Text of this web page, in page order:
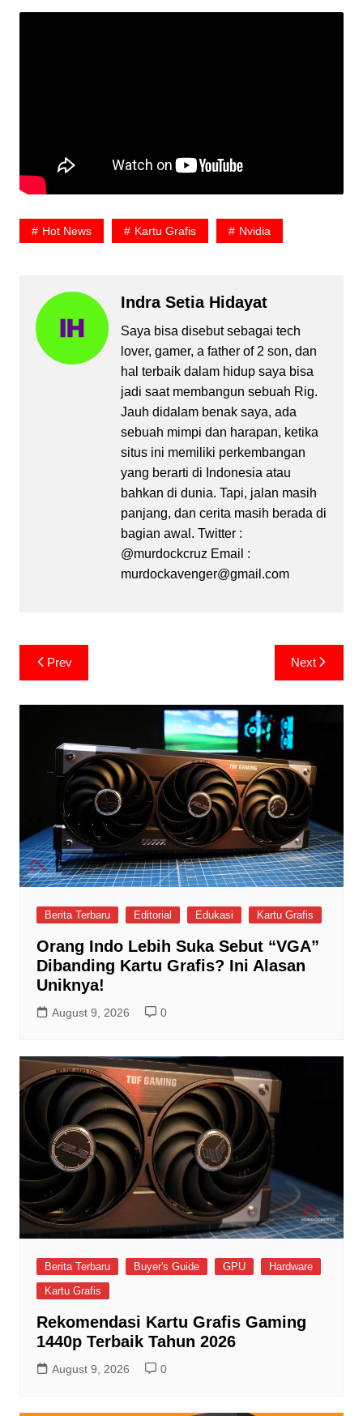
Hot News Kartu Grafis Nvidia
Indra Setia Hidayat
Saya bisa disebut sebagai tech
lover, gamer, a father of 2 son, dan
hal terbaik dalam hidup saya bisa
jadi saat membangun sebuah Rig.
Jauh didalam benak saya, ada
sebuah mimpi dan harapan, ketika
situs ini memiliki perkembangan
yang berarti di Indonesia atau
bahkan di dunia. Tapi, jalan masih
panjang, dan cerita masih berada di
bagian awal. Twitter :
@murdockcruz Email :
murdockavenger@gmail.com
Post
navigation
Prev Next
Berita Terbaru Editorial Edukasi Kartu Grafis
Orang Indo Lebih Suka Sebut “VGA”
Dibanding Kartu Grafis? Ini Alasan
Uniknya!
August 9, 2026 0
Berita Terbaru Buyer's Guide GPU
Hardware
Kartu Grafis
Rekomendasi Kartu Grafis Gaming
1440p Terbaik Tahun 2026
August 9, 2026 0